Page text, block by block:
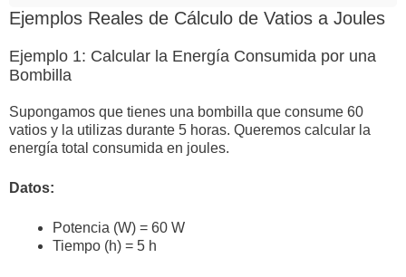
Ejemplos Reales de Cálculo de Vatios a Joules
Ejemplo 1: Calcular la Energía Consumida por una
Bombilla
Supongamos que tienes una bombilla que consume 60
vatios y la utilizas durante 5 horas. Queremos calcular la
energía total consumida en joules.
Datos:
Potencia (W) = 60 W
Tiempo (h) = 5 h